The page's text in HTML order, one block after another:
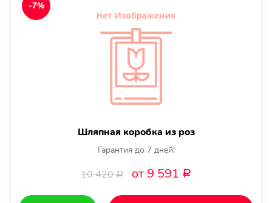
Шляпная коробка из роз
Гарантия до 7 дней!
10 420Р от 9 591 Р
-7%